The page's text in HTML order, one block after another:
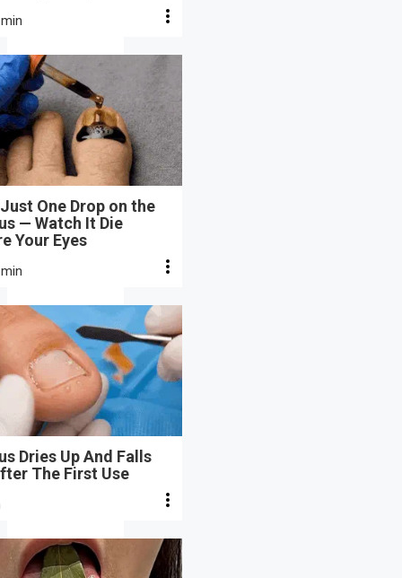
One Drop on the
— Watch It Die
Your Eyes
Dries Up And Falls
The First Use